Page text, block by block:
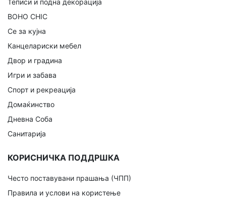
BOHO CHIC
Се за кујна
Канцелариски мебел
Двор и градина
Игри и забава
Спорт и рекреација
Домаќинство
Дневна Соба
Санитарија
КОРИСНИЧКА ПОДДРШКА
Често поставувани прашања (ЧПП)
Правила и услови на користење